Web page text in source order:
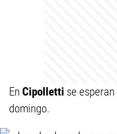
En Cipolletti se
domingo.